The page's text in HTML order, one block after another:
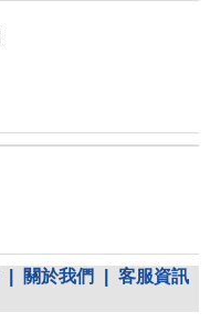
關於我們
客服資訊